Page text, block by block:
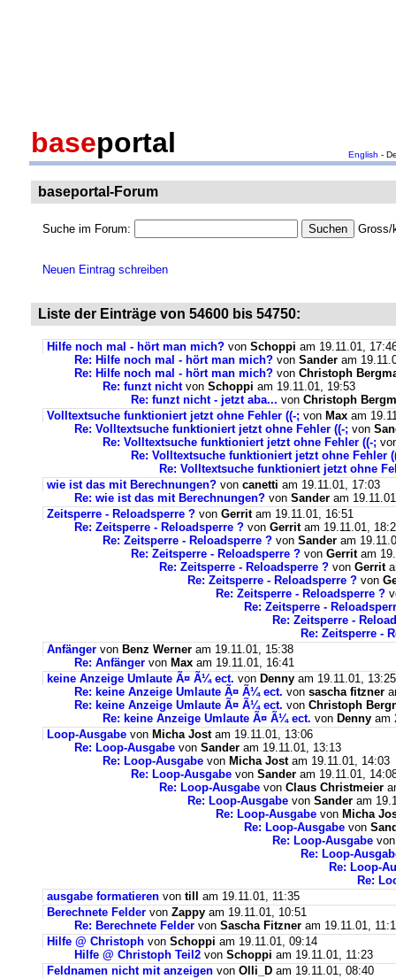
baseportal English -
baseportal-Forum
Suche im Forum: Gross/
Neuen Eintrag schreiben
Liste der Einträge von 54600 bis 54750:
Hilfe noch mal - hört man mich? von Schoppi am 19.11.01,
Re: Hilfe noch mal - hört man mich? von Sander am
Re: Hilfe noch mal - hört man mich? von Christoph
Re: funzt nichtvon Schoppi am 19.11.01, 19:53
Re: funzt nicht - jetzt aba... von Christoph
Volltextsuche funktioniert jetzt ohne Fehler ((-; von Max am
Re: Volltextsuche funktioniert jetzt ohne Fehler ((-; von
Re: Volltextsuche funktioniert jetzt ohne Fehler ((-;
Re: Volltextsuche funktioniert jetzt ohne Fehler
Re: Volltextsuche funktioniert jetzt ohne
wie ist das mit Berechnungen? von canetti am 19.11.01, 17:03
Re: wie ist das mit Berechnungen? von Sander am
Zeitsperre - Reloadsperre ? von Gerritam 19.11.01, 16:51
Re: Zeitsperre - Reloadsperre ? von Gerritam 19.11.01,
Re: Zeitsperre - Reloadsperre ? von Sander am
Re: Zeitsperre - Reloadsperre ? von Gerritam
Re: Zeitsperre - Reloadsperre ? von Gerrit
Re: Zeitsperre - Reloadsperre ? von
Re: Zeitsperre - Reloadsperre ?
Re: Zeitsperre -
Re: Zeitsperre -
Re: Zeitsperre -
Anfänger von Benz Werner am 19.11.01, 15:38
Re: Anfänger von Max am 19.11.01, 16:41
keine Anzeige Umlaute Ã¤ Ã¼ ect. von Denny am 19.11.01, 13:25
Re: keine Anzeige Umlaute Ã¤ Ã¼ ect. von sascha fitzner
Re: keine Anzeige Umlaute Ã¤ Ã¼ ect. von Christoph
Re: keine Anzeige Umlaute Ã¤ Ã¼ ect. von Denny am
Loop-Ausgabe von Micha Jostam 19.11.01, 13:06
Re: Loop-Ausgabe von Sander am 19.11.01, 13:13
Re: Loop-Ausgabe von Micha Jostam 19.11.01, 14:03
Re: Loop-Ausgabe von Sander am 19.11.01,
Re: Loop-Ausgabe von Claus Christmeier
Re: Loop-Ausgabe von Sander am
Re: Loop-Ausgabe von Micha
Re: Loop-Ausgabe von
Re: Loop-Ausgabe
Re: Loop-
Re: Loop-
Re:
ausgabe formatieren von till
am 19.11.01, 11:35
Berechnete Felder von Zappy am 19.11.01, 10:51
Re: Berechnete Felder von Sascha Fitzner am 19.11.01,
Hilfe @ Christoph von Schoppi am 19.11.01, 09:14
Hilfe @ Christoph Teil2 von Schoppi am 19.11.01, 11:23
Feldnamen nicht mit anzeigen von Olli_D am 19.11.01, 08:40